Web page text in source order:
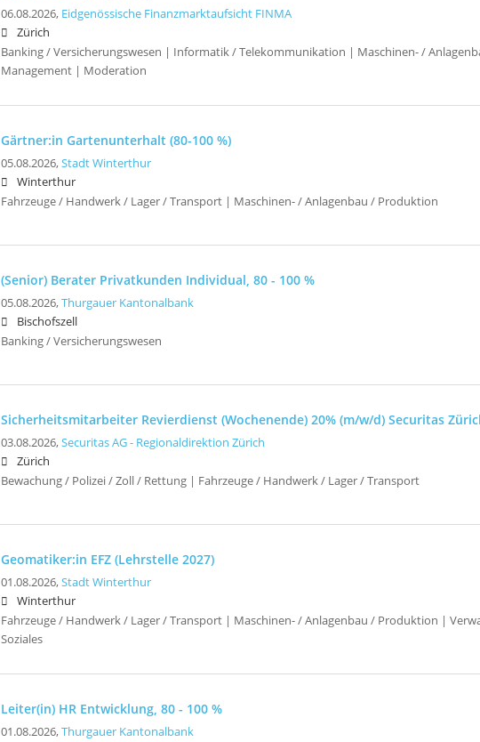
06.08.2026, Eidgenössische Finanzmarktaufsicht FINMA
Zürich
Banking / Versicherungswesen | Informatik / Telekommunikation | Maschinen- /
Management | Moderation
Gärtner:in Gartenunterhalt (80-100 %)
05.08.2026,Stadt Winterthur
Winterthur
Fahrzeuge / Handwerk / Lager / Transport | Maschinen- / Anlagenbau / Produktion
(Senior) Berater Privatkunden Individual, 80 - 100 %
05.08.2026,Thurgauer Kantonalbank
Bischofszell
Banking / Versicherungswesen
Sicherheitsmitarbeiter Revierdienst (Wochenende) 20% (m/w/d) Securitas
03.08.2026,Securitas AG - Regionaldirektion Zürich
Zürich
Bewachung / Polizei / Zoll / Rettung | Fahrzeuge / Handwerk / Lager / Transport
Geomatiker:in EFZ (Lehrstelle 2027)
01.08.2026,Stadt Winterthur
Winterthur
Fahrzeuge / Handwerk / Lager / Transport | Maschinen- / Anlagenbau / Produktion |
Soziales
Leiter(in) HR Entwicklung, 80 - 100 %
01.08.2026,Thurgauer Kantonalbank